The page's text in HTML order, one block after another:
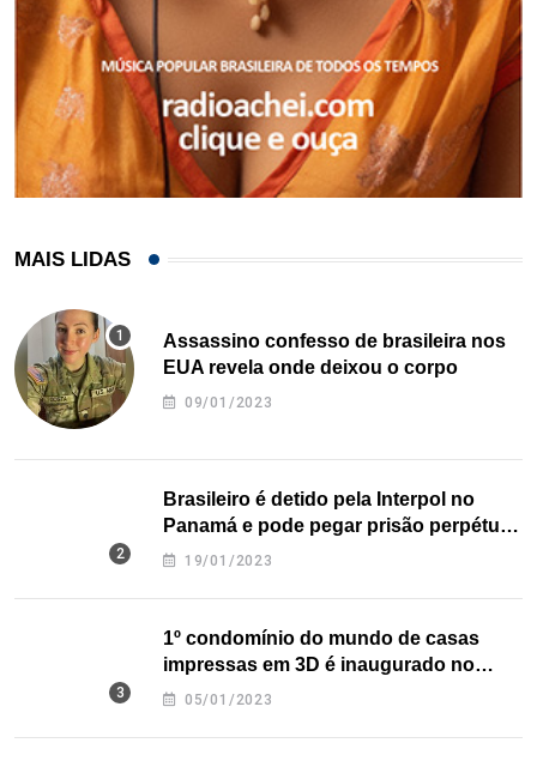
MAIS LIDAS
Assassino confesso de brasileira nos
EUA revela onde deixou o corpo
09/01/2023
Brasileiro é detido pela Interpol no
Panamá e pode pegar prisão perpétua
nos EUA
19/01/2023
1º condomínio do mundo de casas
impressas em 3D é inaugurado no
Texas
05/01/2023